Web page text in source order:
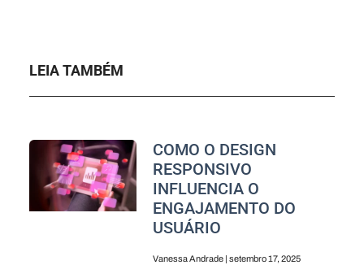
LEIA TAMBÉM
COMO O DESIGN
RESPONSIVO
INFLUENCIA O
ENGAJAMENTO DO
USUÁRIO
Vanessa Andrade setembro 17, 2025